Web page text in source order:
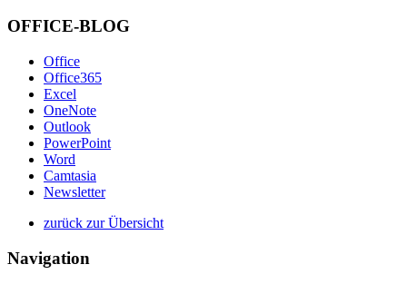
OFFICE-BLOG
Office
Office365
Excel
OneNote
Outlook
PowerPoint
Word
Camtasia
Newsletter
zurück zur Übersicht
Navigation